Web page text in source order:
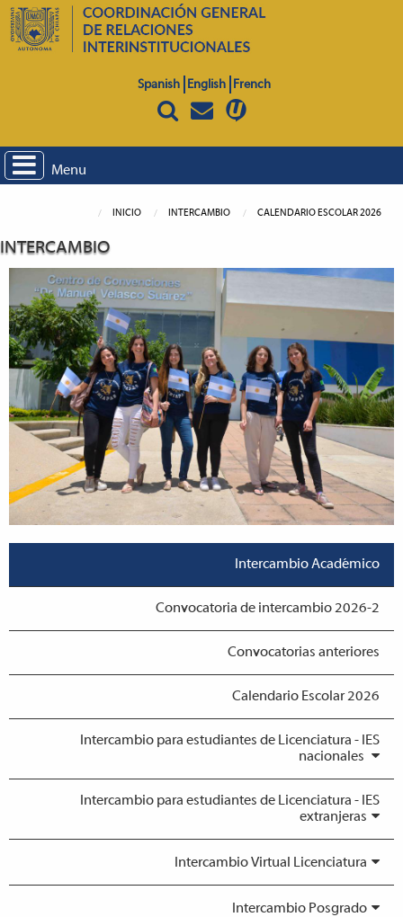
Spanish English French
Menu
INICIO INTERCAMBIO CALENDARIO ESCOLAR 2026
INTERCAMBIO
Intercambio Académico
Convocatoria de intercambio 2026-2
Convocatorias anteriores
Calendario Escolar 2026
Intercambio para estudiantes de Licenciatura - IES
nacionales
Intercambio para estudiantes de Licenciatura - IES
extranjeras
Intercambio Virtual Licenciatura
Intercambio Posgrado